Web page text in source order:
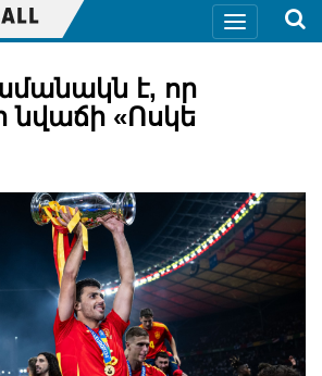
է, որ
«Ոսկե